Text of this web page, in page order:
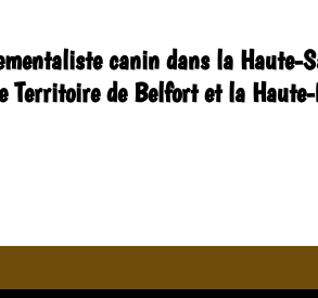
canin dans la Haute-
Territoire de Belfort et la